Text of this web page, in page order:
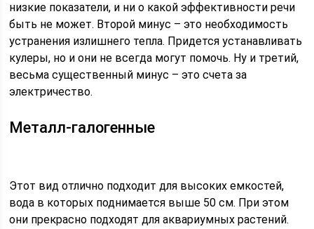
низкие показатели, и ни о какой эффективности речи
быть не может. Второй минус – это необходимость
устранения излишнего тепла. Придется устанавливать
кулеры, но и они не всегда могут помочь. Ну и третий,
весьма существенный минус – это счета за
электричество.
Металл-галогенные
Этот вид отлично подходит для высоких емкостей,
вода в которых поднимается выше 50 см. При этом
они прекрасно подходят для аквариумных растений.